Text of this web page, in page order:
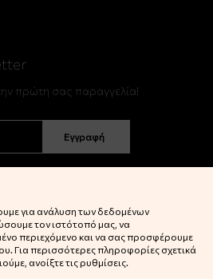
πρώτη σας παραγγελία!
Εγγραφή
Things. Αll rights reserved.
για ανάλυση των δεδομένων
τον ιστότοπό μας, να
περιεχόμενο και να σας προσφέρουμε
Για περισσότερες πληροφορίες σχετικά
ανοίξτε τις ρυθμίσεις.